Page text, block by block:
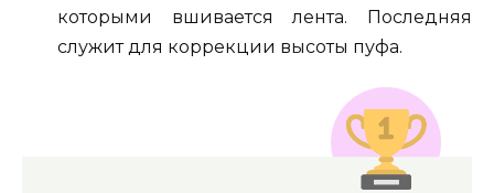
которыми вшивается лента. Последняя
служит для коррекции высоты пуфа.